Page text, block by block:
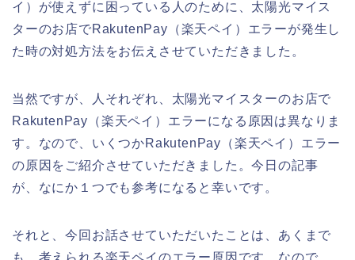
イ）が使えずに困っている人のために、太陽光マイス
ターのお店でRakutenPay（楽天ペイ）エラーが発生し
た時の対処方法をお伝えさせていただきました。
当然ですが、人それぞれ、太陽光マイスターのお店で
RakutenPay（楽天ペイ）エラーになる原因は異なりま
す。なので、いくつかRakutenPay（楽天ペイ）エラー
の原因をご紹介させていただきました。今日の記事
が、なにか１つでも参考になると幸いです。
それと、今回お話させていただいたことは、あくまで
も、考えられる楽天ペイのエラー原因です。なので、